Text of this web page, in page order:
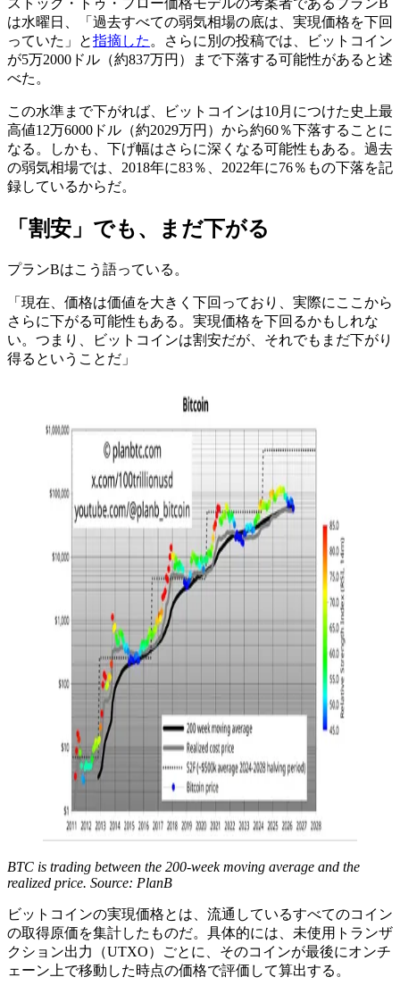
は水曜日、「過去すべての弱気相場の底は、実現価格を下回
っていた」と指摘した 。さらに別の投稿では、ビットコイン
が5万2000ドル（約837万円）まで下落する可能性があると述
べた。
この水準まで下がれば、ビットコインは10月につけた史上最
高値12万6000ドル（約2029万円）から約60％下落することに
なる。しかも、下げ幅はさらに深くなる可能性もある。過去
の弱気相場では、2018年に83％、2022年に76％もの下落を記
録しているからだ。
「割安」でも、まだ下がる
プランBはこう語っている。
「現在、価格は価値を大きく下回っており、実際にここから
さらに下がる可能性もある。実現価格を下回るかもしれな
い。つまり、ビットコインは割安だが、それでもまだ下がり
得るということだ」
BTC is trading between the 200-week moving average and the
realized price. Source: PlanB
ビットコインの実現価格とは、流通しているすべてのコイン
の取得原価を集計したものだ。具体的には、未使用トランザ
クション出力（UTXO）ごとに、そのコインが最後にオンチ
ェーン上で移動した時点の価格で評価して算出する。